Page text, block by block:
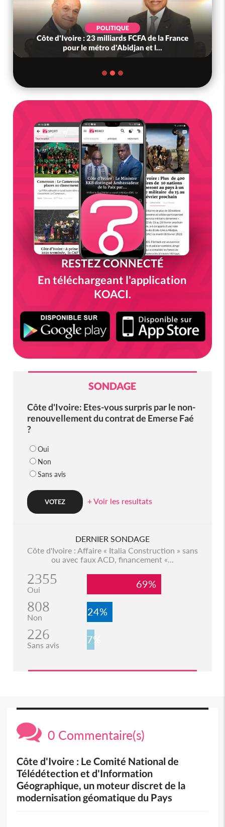
POLITIQUE
Côte d'Ivoire : 23 milliards FCFA de la France
pour le métro d'Abidjan et l...
RESTEZ CONNECTÉ
En téléchargeant l'application
KOACI.
SONDAGE
Côte d'Ivoire: Etes-vous surpris par le non-
renouvellement du contrat de Emerse Faé
?
Oui
Non
Sans avis
+ Voir les resultats
DERNIER SONDAGE
Côte d'Ivoire : Affaire « Italia Construction » sans
ou avec faux ACD, financement «...
2355
Oui 69%
808
Non 24%
226
Sans avis 7%
0 Commentaire(s)
Côte d'Ivoire : Le Comité National de
Télédétection et d'Information
Géographique, un moteur discret de la
modernisation géomatique du Pays